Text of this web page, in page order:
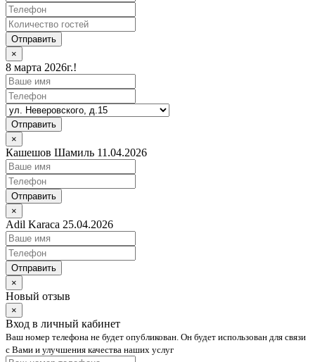
Отправить
×
8 марта 2026г.!
Отправить
×
Кашешов Шамиль 11.04.2026
Отправить
×
Adil Karaca 25.04.2026
Отправить
×
Новый отзыв
×
Вход в личный кабинет
Ваш номер телефона не будет опубликован. Он будет использован для связи
с Вами и улучшения качества наших услуг